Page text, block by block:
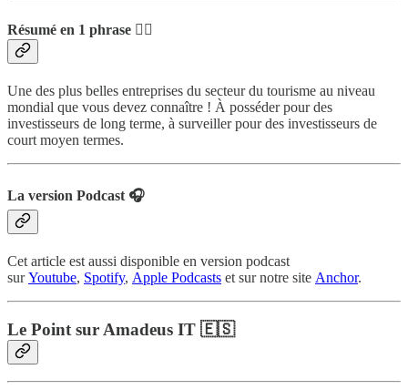
Résumé en 1 phrase 💁‍♂️
Une des plus belles entreprises du secteur du tourisme au niveau
mondial que vous devez connaître ! À posséder pour des
investisseurs de long terme, à surveiller pour des investisseurs de
court moyen termes.
La version Podcast 🎧
Cet article est aussi disponible en version podcast
surYoutube, Spotify, Apple Podcasts et sur notre site Anchor.
Le Point sur Amadeus IT 🇪🇸